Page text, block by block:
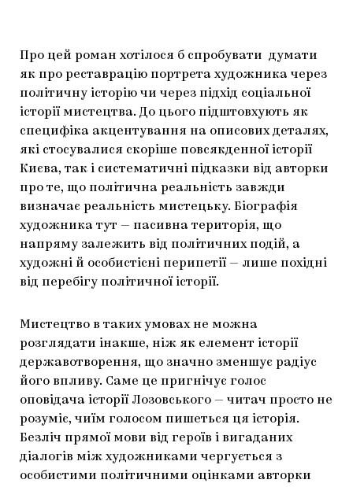
Про цей роман хотілося б спробувати думати
як про реставрацію портрета художника через
політичну історію чи через підхід соціальної
історії мистецтва. До цього підштовхують як
специфіка акцентування на описових деталях,
які стосувалися скоріше повсякденної історії
Києва, так і систематичні підказки від авторки
про те, що політична реальність завжди
визначає реальність мистецьку. Біографія
художника тут — пасивна територія, що
напряму залежить від політичних подій, а
художні й особистісні перипетії — лише похідні
від перебігу політичної історії.
Мистецтво в таких умовах не можна
розглядати інакше, ніж як елемент історії
державотворення, що значно зменшує радіус
його впливу. Саме це пригнічує голос
оповідача історії Лозовського — читач просто не
розуміє, чиїм голосом пишеться ця історія.
Безліч прямої мови від героїв і вигаданих
діалогів між художниками чергується з
особистими політичними оцінками авторки